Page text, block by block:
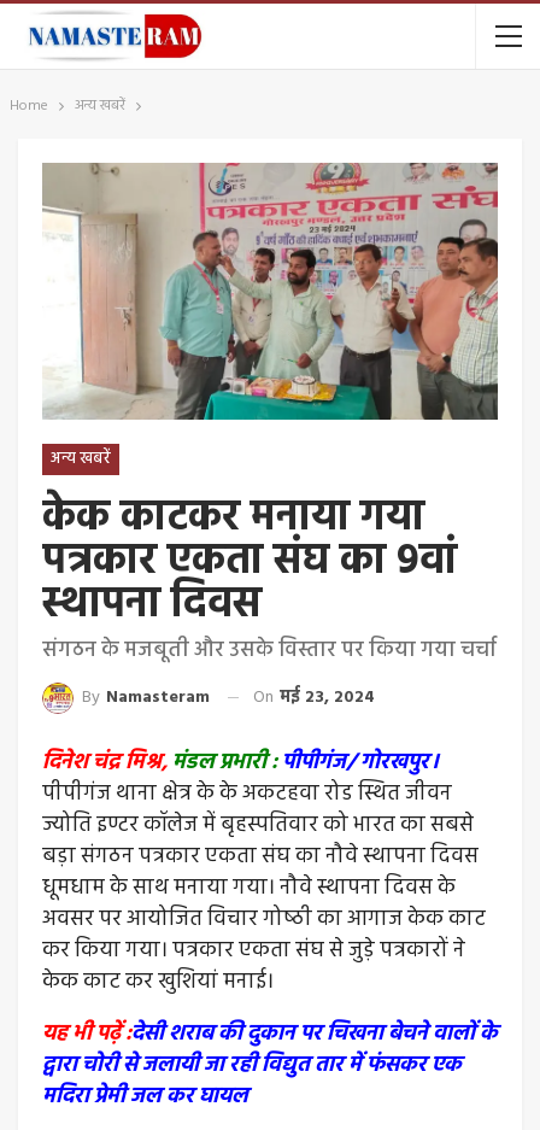
Home अन्य खबरें
अन्य खबरें
केक काटकर मनाया गया
पत्रकार एकता संघ का 9वां
स्थापना दिवस
संगठन के मजबूती और उसके विस्तार पर किया गया चर्चा
By Namasteram On मई 23, 2024
दिनेश चंद्र मिश्र, मंडल प्रभारी :पीपीगंज/ गोरखपुर।
पीपीगंज थाना क्षेत्र के के अकटहवा रोड स्थित जीवन
ज्योति इण्टर कॉलेज में बृहस्पतिवार को भारत का सबसे
बड़ा संगठन पत्रकार एकता संघ का नौवे स्थापना दिवस
धूमधाम के साथ मनाया गया। नौवे स्थापना दिवस के
अवसर पर आयोजित विचार गोष्‍ठी का आगाज केक काट
कर किया गया। पत्रकार एकता संघ से जुड़े पत्रकारों ने
केक काट कर खुशियां मनाई।
यह भी पढ़ें :देसी शराब की दुकान पर चिखना बेचने वालों के
द्वारा चोरी से जलायी जा रही विद्युत तार में फंसकर एक
मदिरा प्रेमी जल कर घायल